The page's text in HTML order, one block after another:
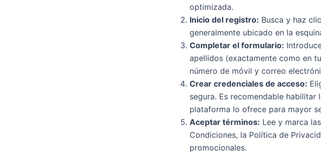
optimizada.
Inicio del registro: Busca y haz
generalmente ubicado en la
Completar el formulario:
apellidos (exactamente como en
número de móvil y correo
Crear credenciales de acceso:
segura. Es recomendable
plataforma lo ofrece para mayor
Aceptar términos: Lee y marca
Condiciones, la Política de
promocionales.